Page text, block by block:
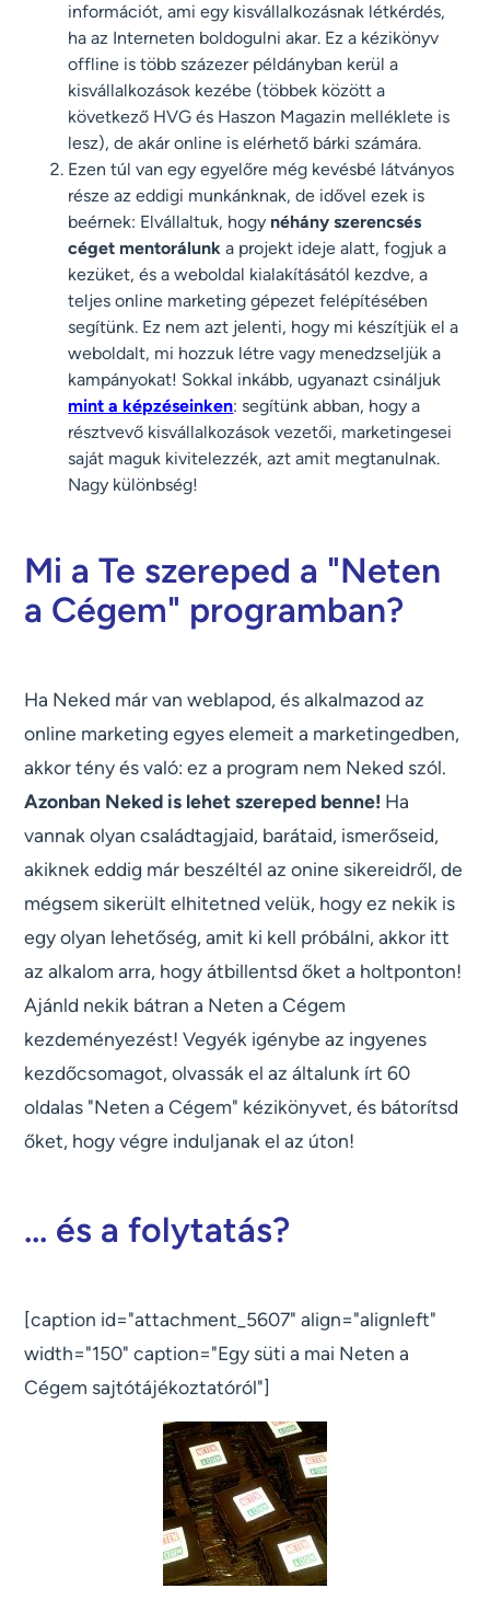
információt, ami egy kisvállalkozásnak létkérdés,
ha az Interneten boldogulni akar. Ez a kézikönyv
offline is több százezer példányban kerül a
kisvállalkozások kezébe (többek között a
következő HVG és Haszon Magazin melléklete is
lesz), de akár online is elérhető bárki számára.
Ezen túl van egy egyelőre még kevésbé látványos
része az eddigi munkánknak, de idővel ezek is
beérnek: Elvállaltuk, hogy néhány szerencsés
céget mentorálunk a projekt ideje alatt, fogjuk a
kezüket, és a weboldal kialakításától kezdve, a
teljes online marketing gépezet felépítésében
segítünk. Ez nem azt jelenti, hogy mi készítjük el a
weboldalt, mi hozzuk létre vagy menedzseljük a
kampányokat! Sokkal inkább, ugyanazt csináljuk
mint a képzéseinken: segítünk abban, hogy a
résztvevő kisvállalkozások vezetői, marketingesei
saját maguk kivitelezzék, azt amit megtanulnak.
Nagy különbség!
Mi a Te szereped a "Neten
a Cégem" programban?
Ha Neked már van weblapod, és alkalmazod az
online marketing egyes elemeit a marketingedben,
akkor tény és való: ez a program nem Neked szól.
Azonban Neked is lehet szereped benne! Ha
vannak olyan családtagjaid, barátaid, ismerőseid,
akiknek eddig már beszéltél az onine sikereidről, de
mégsem sikerült elhitetned velük, hogy ez nekik is
egy olyan lehetőség, amit ki kell próbálni, akkor itt
az alkalom arra, hogy átbillentsd őket a holtponton!
Ajánld nekik bátran a Neten a Cégem
kezdeményezést! Vegyék igénybe az ingyenes
kezdőcsomagot, olvassák el az általunk írt 60
oldalas "Neten a Cégem" kézikönyvet, és bátorítsd
őket, hogy végre induljanak el az úton!
... és a folytatás?
[caption id="attachment_5607" align="alignleft"
width="150" caption="Egy süti a mai Neten a
Cégem sajtótájékoztatóról"]